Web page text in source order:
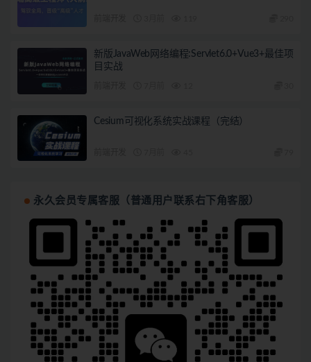
新版JavaWeb网络编程:Servlet6.0+Vue3+最佳项
目实战
Cesium可视化系统实战课程（完结）
永久会员专属客服（普通用户联系右下角客服）